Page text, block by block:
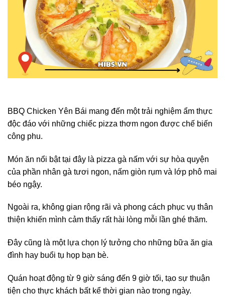
BBQ Chicken Yên Bái mang đến một trải nghiệm ẩm thực
độc đáo với những chiếc pizza thơm ngon được chế biến
công phu.
Món ăn nổi bật tại đây là pizza gà nấm với sự hòa quyện
của phần nhân gà tươi ngon, nấm giòn rụm và lớp phô mai
béo ngậy.
Ngoài ra, không gian rộng rãi và phong cách phục vụ thân
thiện khiến mình cảm thấy rất hài lòng mỗi lần ghé thăm.
Đây cũng là một lựa chọn lý tưởng cho những bữa ăn gia
đình hay buổi tụ họp bạn bè.
Quán hoạt động từ 9 giờ sáng đến 9 giờ tối, tạo sự thuận
tiện cho thực khách bất kể thời gian nào trong ngày.